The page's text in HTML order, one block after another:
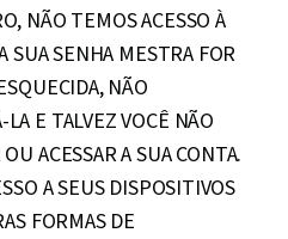
NÃO TEMOS ACESSO À
SUA SENHA MESTRA FOR
NÃO
E TALVEZ VOCÊ NÃO
ACESSAR A SUA CONTA.
A SEUS DISPOSITIVOS
FORMAS DE